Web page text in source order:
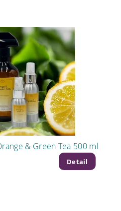
& Green Tea 500 ml
Detail